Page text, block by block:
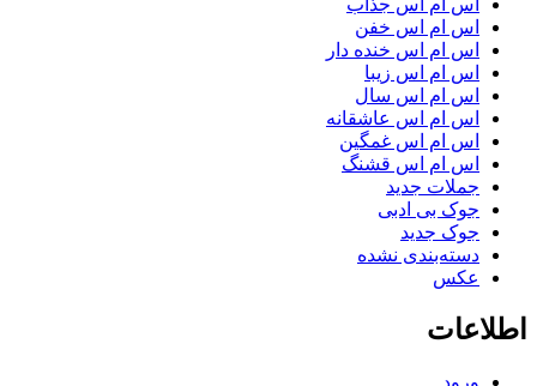
اس ام اس جذاب
اس ام اس خفن
اس ام اس خنده دار
اس ام اس زیبا
اس ام اس سال
اس ام اس عاشقانه
اس ام اس غمگین
اس ام اس قشنگ
جملات جدید
جوک بی ادبی
جوک جدید
دسته‌بندی نشده
عکس
اطلاعات
ورود